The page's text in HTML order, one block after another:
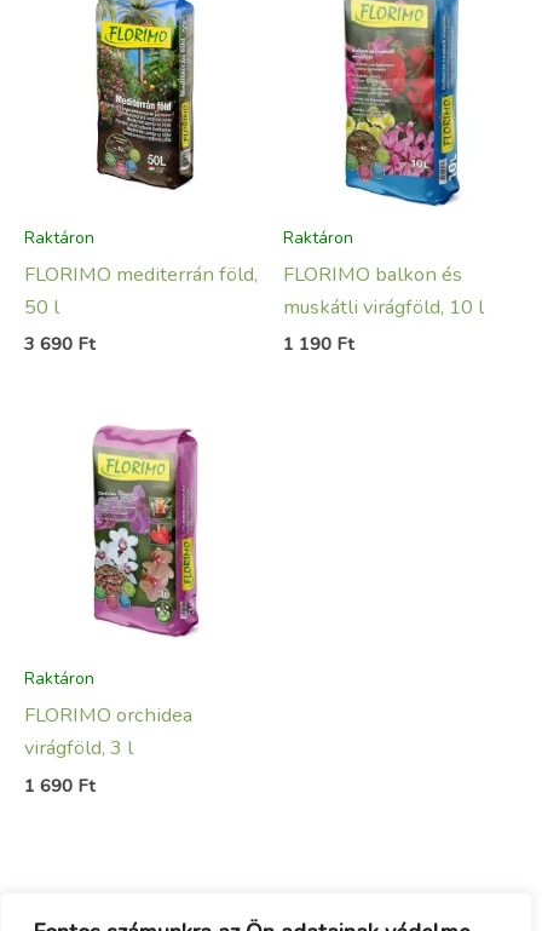
Raktáron
FLORIMO mediterrán föld,
50 l
3 690 Ft
Raktáron
FLORIMO balkon és
muskátli virágföld, 10 l
1 190 Ft
Raktáron
FLORIMO orchidea
virágföld, 3 l
1 690 Ft